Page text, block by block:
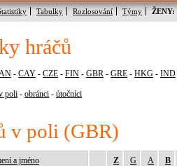
Tabulky Rozlosování Týmy ŽENY:
hráčů
- CAY - CZE - FIN - GBR - GRE - HKG - IND
poli - obránci - útočníci
v poli (GBR)
a jméno Z G A B